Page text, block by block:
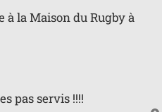
à la Maison du Rugby à
pas servis !!!!